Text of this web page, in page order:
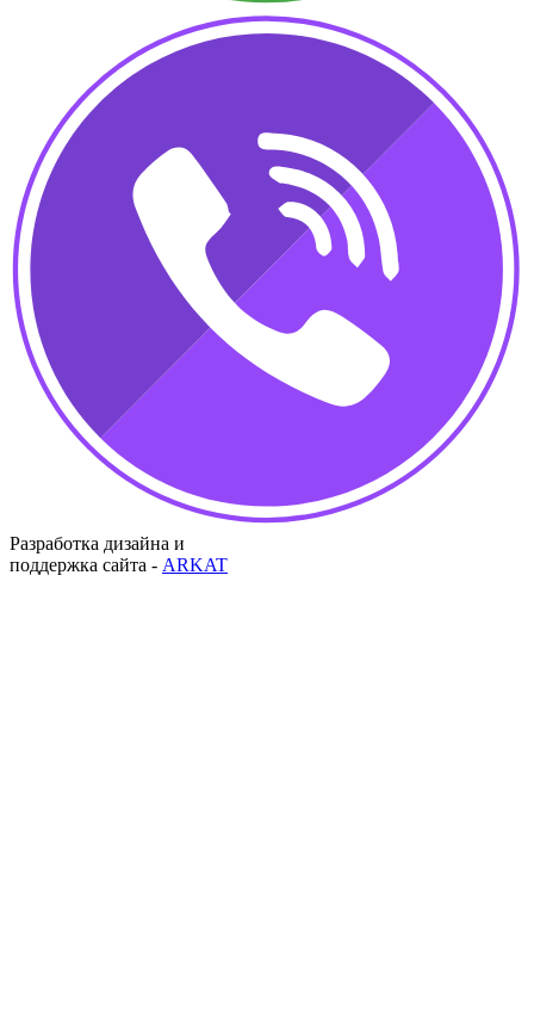
Разработка дизайна и
поддержка сайта - ARKAT